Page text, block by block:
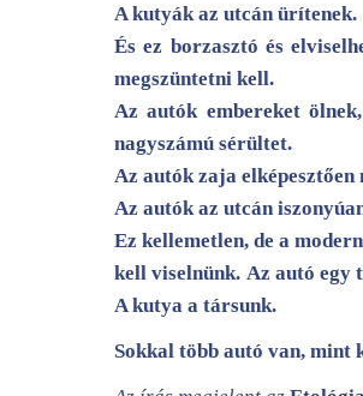
A kutyák az utcán ürítenek.
És ez borzasztó és
megszüntetni kell.
Az autók embereket
nagyszámú sérültet.
Az autók zaja elképesztően
Az autók az utcán
Ez kellemetlen, de a
kell viselnünk. Az autó egy
A kutya a társunk.
Sokkal több autó van, mint